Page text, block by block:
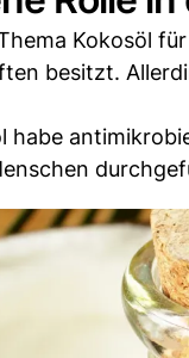
Kokosöl
besitzt.
habe